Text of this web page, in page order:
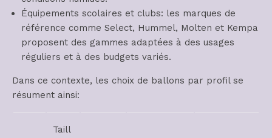
Équipements scolaires et clubs: les marques de
référence comme Select, Hummel, Molten et Kempa
proposent des gammes adaptées à des usages
réguliers et à des budgets variés.
Dans ce contexte, les choix de ballons par profil se
résument ainsi:
Taill